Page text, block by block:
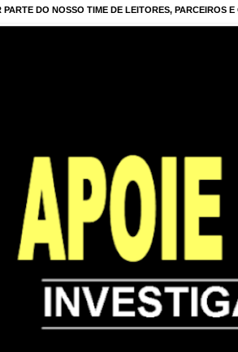
PARTE DO NOSSO TIME DE LEITORES, PARCEIROS